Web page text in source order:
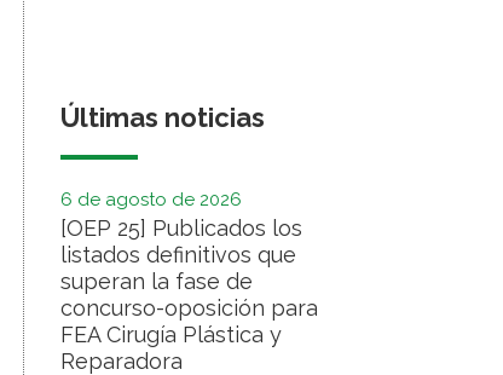
Últimas noticias
6 de agosto de 2026
[OEP 25] Publicados los
listados definitivos que
superan la fase de
concurso-oposición para
FEA Cirugía Plástica y
Reparadora